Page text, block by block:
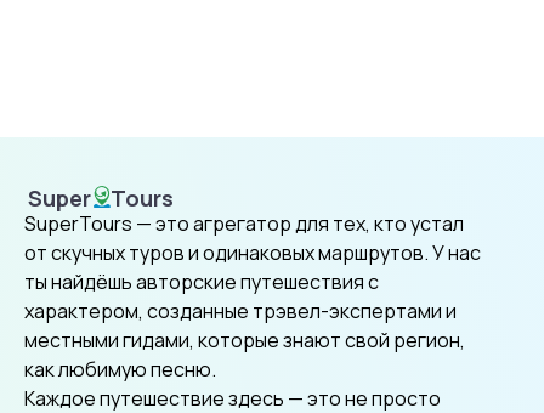
Super Tours
SuperTours
SuperTours — это агрегатор для тех, кто устал
от скучных туров и одинаковых маршрутов. У нас
ты найдёшь авторские путешествия с
характером, созданные трэвел-экспертами и
местными гидами, которые знают свой регион,
как любимую песню.
Каждое путешествие здесь — это не просто